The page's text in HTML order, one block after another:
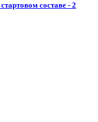
составе - 2